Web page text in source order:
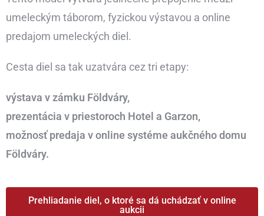
umeleckým táborom, fyzickou výstavou a online
predajom umeleckých diel.
Cesta diel sa tak uzatvára cez tri etapy:
výstava v zámku Földváry,
prezentácia v priestoroch Hotel a Garzon,
možnosť predaja v online systéme aukčného domu
Földváry.
Prehliadanie diel, o ktoré sa dá uchádzať v online
aukcii